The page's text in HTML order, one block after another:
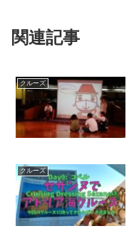
関連記事
クルーズ
クルーズ